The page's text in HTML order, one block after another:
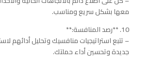
معها بشكل سريع ومناسب.
10. **رصد المنافسة:**
– تتبع استراتيجيات منافسيك وتحليل أدائهم
جديدة وتحسين أداء حملتك.